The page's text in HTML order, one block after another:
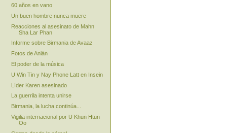
60 años en vano
Un buen hombre nunca muere
Reacciones al asesinato de Mahn
Sha Lar Phan
Informe sobre Birmania de Avaaz
Fotos de Anián
El poder de la música
U Win Tin y Nay Phone Latt en Insein
Líder Karen asesinado
La guerrila intenta unirse
Birmania, la lucha continúa...
Vigilia internacional por U Khun Htun
Oo